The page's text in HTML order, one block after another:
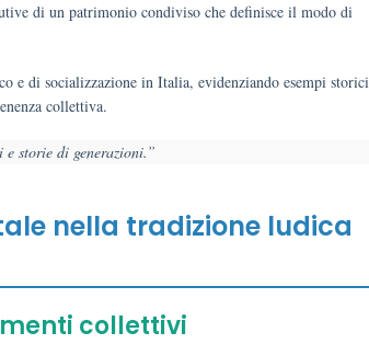
di un patrimonio condiviso che definisce il modo di
e di socializzazione in Italia, evidenziando esempi
collettiva.
storie di generazioni.”
nella tradizione ludica
collettivi